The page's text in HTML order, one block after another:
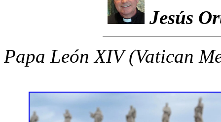
Jesús
Papa León XIV (Vatican